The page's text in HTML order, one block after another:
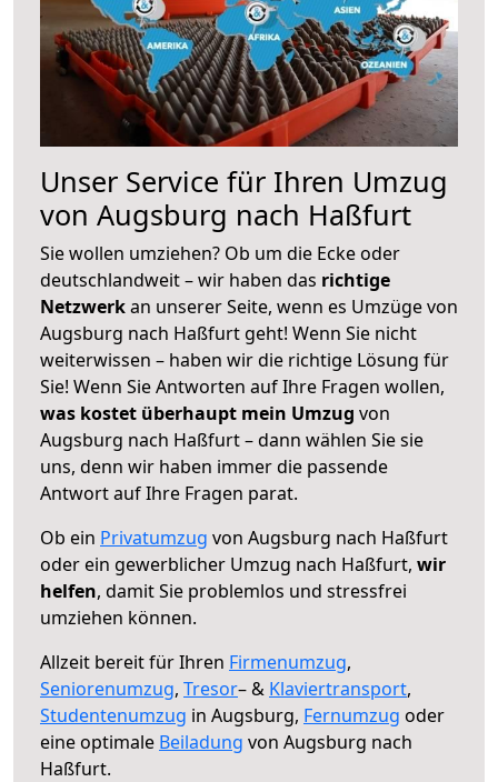
Unser Service für Ihren Umzug
von Augsburg nach Haßfurt
Sie wollen umziehen? Ob um die Ecke oder
deutschlandweit – wir haben das richtige
Netzwerkan unserer Seite, wenn es Umzüge von
Augsburg nach Haßfurt geht! Wenn Sie nicht
weiterwissen – haben wir die richtige Lösung für
Sie! Wenn Sie Antworten auf Ihre Fragen wollen,
was kostet überhaupt mein Umzug von
Augsburg nach Haßfurt – dann wählen Sie sie
uns, denn wir haben immer die passende
Antwort auf Ihre Fragen parat.
Ob ein Privatumzug von Augsburg nach Haßfurt
oder ein gewerblicher Umzug nach Haßfurt, wir
helfen, damit Sie problemlos und stressfrei
umziehen können.
Allzeit bereit für Ihren Firmenumzug,
Seniorenumzug, Tresor– & Klaviertransport,
Studentenumzug in Augsburg, Fernumzug oder
eine optimale Beiladung von Augsburg nach
Haßfurt.